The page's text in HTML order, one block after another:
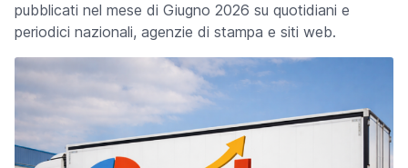
pubblicati nel mese di Giugno 2026 su quotidiani e
periodici nazionali, agenzie di stampa e siti web.